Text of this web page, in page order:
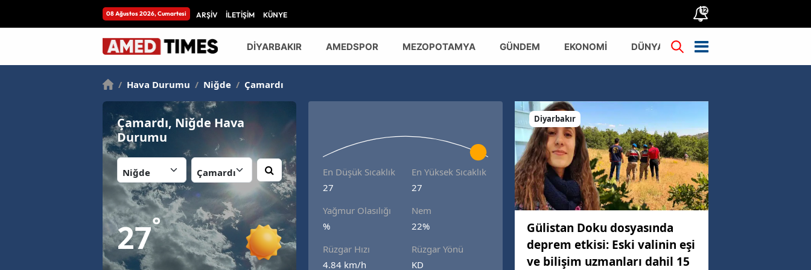
08 Ağustos 2026, Cumartesi ARŞİV İLETİŞİM KÜNYE 12
DİYARBAKIR AMEDSPOR MEZOPOTAMYA GÜNDEM EKONOMİ DÜNYA TÜRKİYE
/ Hava Durumu / Niğde / Çamardı
Çamardı, Niğde Hava
Durumu
27°
En Düşük Sıcaklık
27
En Yüksek Sıcaklık
27
Yağmur Olasılığı
%
Nem
22%
Rüzgar Hızı
4.84 km/h
Rüzgar Yönü
KD
Diyarbakır
Gülistan Doku dosyasında
deprem etkisi: Eski valinin eşi
ve bilişim uzmanları dahil 15